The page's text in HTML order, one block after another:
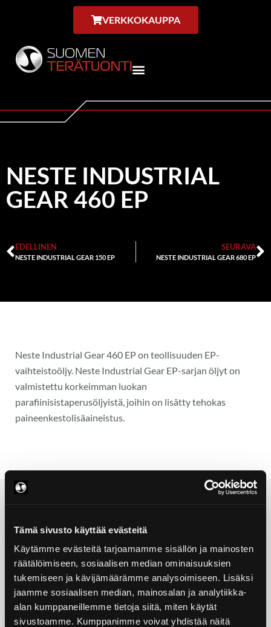
Tämä sivusto käyttää evästeitä
Käytämme evästeitä tarjoamamme sisällön ja mainosten
räätälöimiseen, sosiaalisen median ominaisuuksien
tukemiseen ja kävijämäärämme analysoimiseen. Lisäksi
jaamme sosiaalisen median, mainosalan ja analytiikka-
alan kumppaneillemme tietoja siitä, miten käytät
sivustoamme. Kumppanimme voivat yhdistää näitä
VERKKOKAUPPA
NESTE INDUSTRIAL
GEAR 460 EP
EDELLINEN
NESTE INDUSTRIAL GEAR 150 EP
SEURAVA
NESTE INDUSTRIAL GEAR 680 EP
Neste Industrial Gear 460 EP on teollisuuden EP-
vaihteistoöljy. Neste Industrial Gear EP-sarjan öljyt on
valmistettu korkeimman luokan
parafiinisistaperusöljyistä, joihin on lisätty tehokas
paineenkestolisäaineistus.